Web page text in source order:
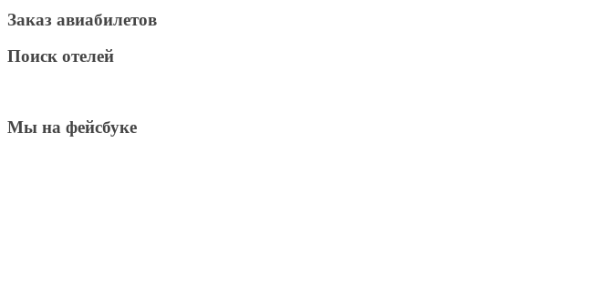
Заказ авиабилетов
Поиск отелей
Мы на фейсбуке